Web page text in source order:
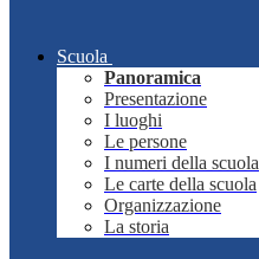
Scuola
Panoramica
Presentazione
I luoghi
Le persone
I numeri della scuola
Le carte della scuola
Organizzazione
La storia